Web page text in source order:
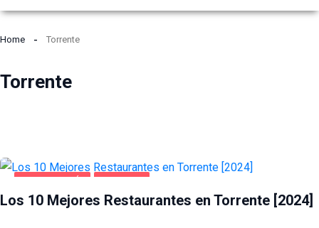
Home Torrente
Torrente
GASTRONOMÍA TORRENTE
Los 10 Mejores Restaurantes en Torrente [2024]